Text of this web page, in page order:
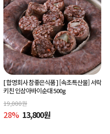
[ 합명회사 참좋은식품 ][속초특산물] 서락
키친 인삼아바이순대 500g
19,000원
28% 13,800원